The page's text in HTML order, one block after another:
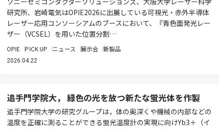
研究所、岩崎電気はOPIE2026に出展している可視光・赤外半導体
レーザー応用コンソーシアムのブースにおいて、『青色面発光レー
ザー（VCSEL）を用いた位置分割…
OPIE PICK UP ニュース 展示会 新製品
2026.04.22
追手門学院大， 緑色の光を放つ新たな蛍光体を作製
追手門学院大学の研究グループは，体の奥深くや機械の内部などの
温度を正確に測ることができる蛍光温度計の実現に向けYb3＋（イ